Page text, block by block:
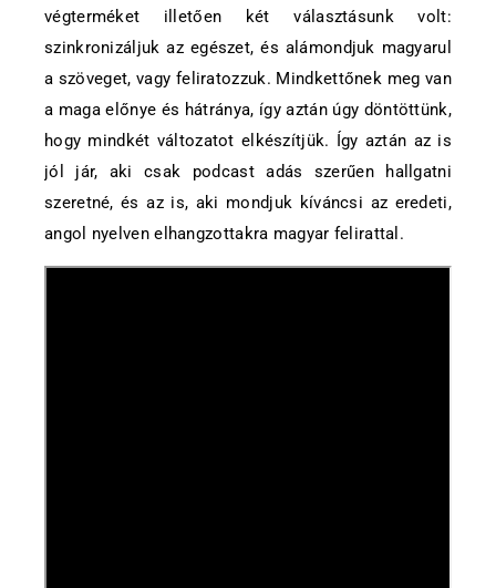
végterméket illetően két választásunk volt:
szinkronizáljuk az egészet, és alámondjuk magyarul
a szöveget, vagy feliratozzuk. Mindkettőnek meg van
a maga előnye és hátránya, így aztán úgy döntöttünk,
hogy mindkét változatot elkészítjük. Így aztán az is
jól jár, aki csak podcast adás szerűen hallgatni
szeretné, és az is, aki mondjuk kíváncsi az eredeti,
angol nyelven elhangzottakra magyar felirattal.